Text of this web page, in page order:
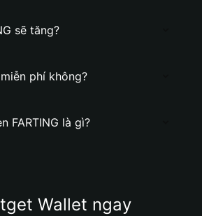
sẽ tăng?
phí không?
FARTING là gì?
Wallet ngay